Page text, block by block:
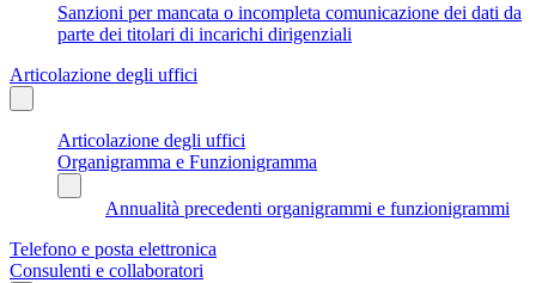
Sanzioni per mancata o incompleta comunicazione dei dati da
parte dei titolari di incarichi dirigenziali
Articolazione degli uffici
Articolazione degli uffici
Organigramma e Funzionigramma
Annualità precedenti organigrammi e funzionigrammi
Telefono e posta elettronica
Consulenti e collaboratori